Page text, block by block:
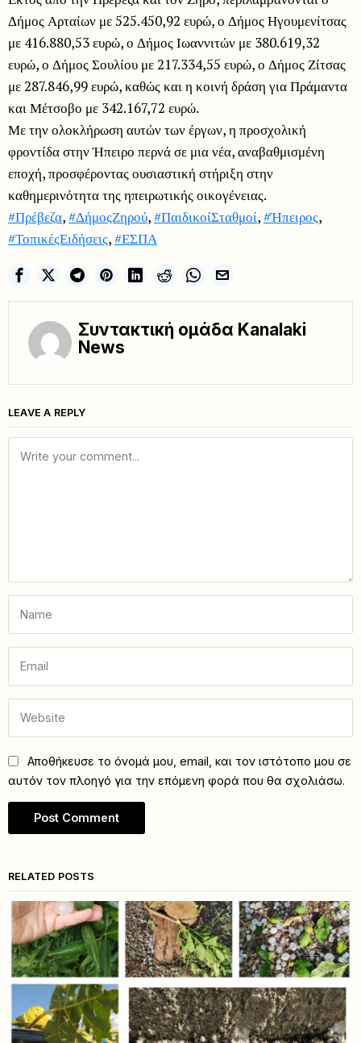
Δήμος Αρταίων με 525.450,92 ευρώ, ο Δήμος Ηγουμενίτσας
με 416.880,53 ευρώ, ο Δήμος Ιωαννιτών με 380.619,32
ευρώ, ο Δήμος Σουλίου με 217.334,55 ευρώ, ο Δήμος Ζίτσας
με 287.846,99 ευρώ, καθώς και η κοινή δράση για Πράμαντα
και Μέτσοβο με 342.167,72 ευρώ.
Με την ολοκλήρωση αυτών των έργων, η προσχολική
φροντίδα στην Ήπειρο περνά σε μια νέα, αναβαθμισμένη
εποχή, προσφέροντας ουσιαστική στήριξη στην
καθημερινότητα της ηπειρωτικής οικογένειας.
#Πρέβεζα,#ΔήμοςΖηρού,#ΠαιδικοίΣταθμοί,#Ήπειρος,
#ΤοπικέςΕιδήσεις,#ΕΣΠΑ
Συντακτική ομάδα Kanalaki
News
LEAVE A REPLY
Αποθήκευσε το όνομά μου, email, και τον ιστότοπο μου σε
αυτόν τον πλοηγό για την επόμενη φορά που θα σχολιάσω.
RELATED POSTS